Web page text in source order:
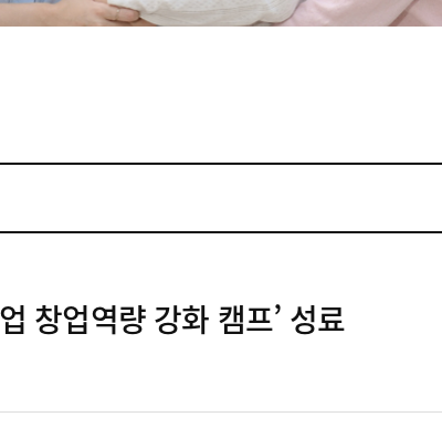
창업역량 강화 캠프’ 성료